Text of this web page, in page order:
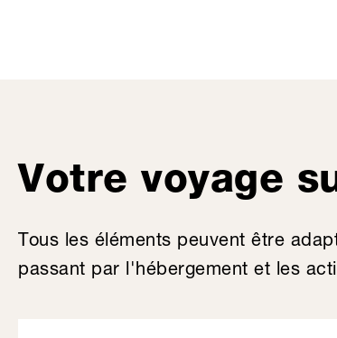
Votre voyage
Tous les éléments peuvent être
passant par l'hébergement et les